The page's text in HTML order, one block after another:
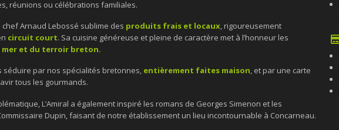
réunions ou célébrations familiales.
chef Arnaud Lebossé sublime des produits frais et locaux, rigoureusement
circuit court. Sa cuisine généreuse et pleine de caractère met à l’honneur les
mer et du terroir breton.
séduire par nos spécialités bretonnes, entièrement faites maison, et par une carte
tous les gourmands.
L’Amiral a également inspiré les romans de Georges Simenon et les
Dupin, faisant de notre établissement un lieu incontournable à Concarneau.